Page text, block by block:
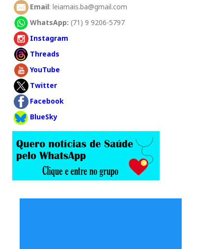
Email: leiamais.ba@gmail.com
WhatsApp: (71) 9 9206-5797
Instagram
Threads
YouTube
Twitter
Facebook
BlueSky